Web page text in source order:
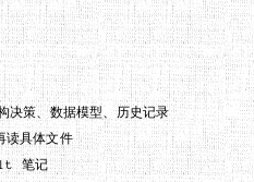
策、数据模型、历史记录
读具体文件
笔记